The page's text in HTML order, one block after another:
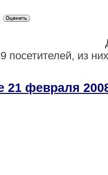
посетителей, из
21 февраля